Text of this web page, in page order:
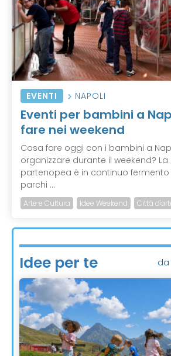
EVENTI NAPOLI
Eventi per bambini a
fare nei weekend
Cosa fare oggi con i bambini a
organizzare durante il weekend?
partenopea è in continuo
parchi ...
Arte e Cultura Idee Weekend Città
Idee per te da